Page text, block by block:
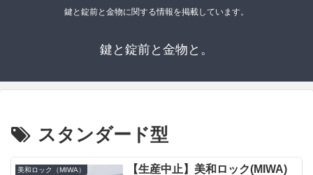
鍵と錠前と金物に関する情報を掲載しています。
鍵と錠前と金物と。
スタンダード型
美和ロック（MIWA）
【生産中止】美和ロック(MIWA)